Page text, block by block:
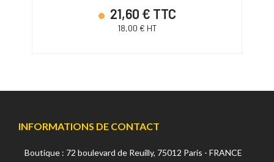
21,60 € TTC
18,00 € HT
INFORMATIONS DE CONTACT
Boutique : 72 boulevard de Reuilly, 75012 Paris - FRANCE